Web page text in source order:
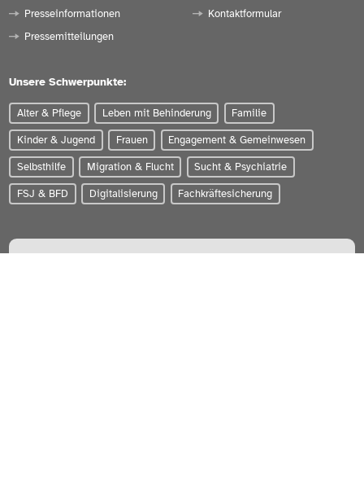
Presseinformationen
Pressemitteilungen
Kontaktformular
Unsere Schwerpunkte:
Alter & Pflege Leben mit Behinderung Familie
Kinder & Jugend Frauen Engagement & Gemeinwesen
Selbsthilfe Migration & Flucht Sucht & Psychiatrie
FSJ & BFD Digitalisierung Fachkräftesicherung